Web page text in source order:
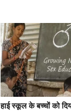
हाई स्कूल के बच्चों को